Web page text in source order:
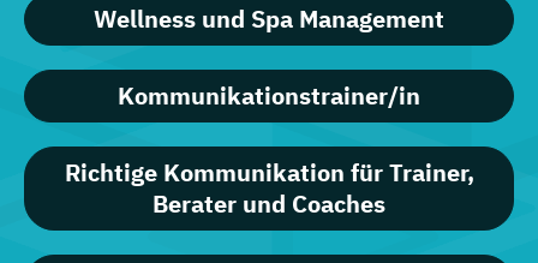
Wellness und Spa Management
Kommunikationstrainer/in
Richtige Kommunikation für Trainer,
Berater und Coaches